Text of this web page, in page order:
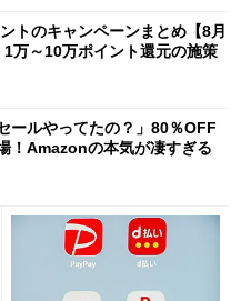
トのキャンペーンまとめ【8月
万～10万ポイント還元の施策
ールやってたの？」80％OFF
！Amazonの本気が凄すぎる